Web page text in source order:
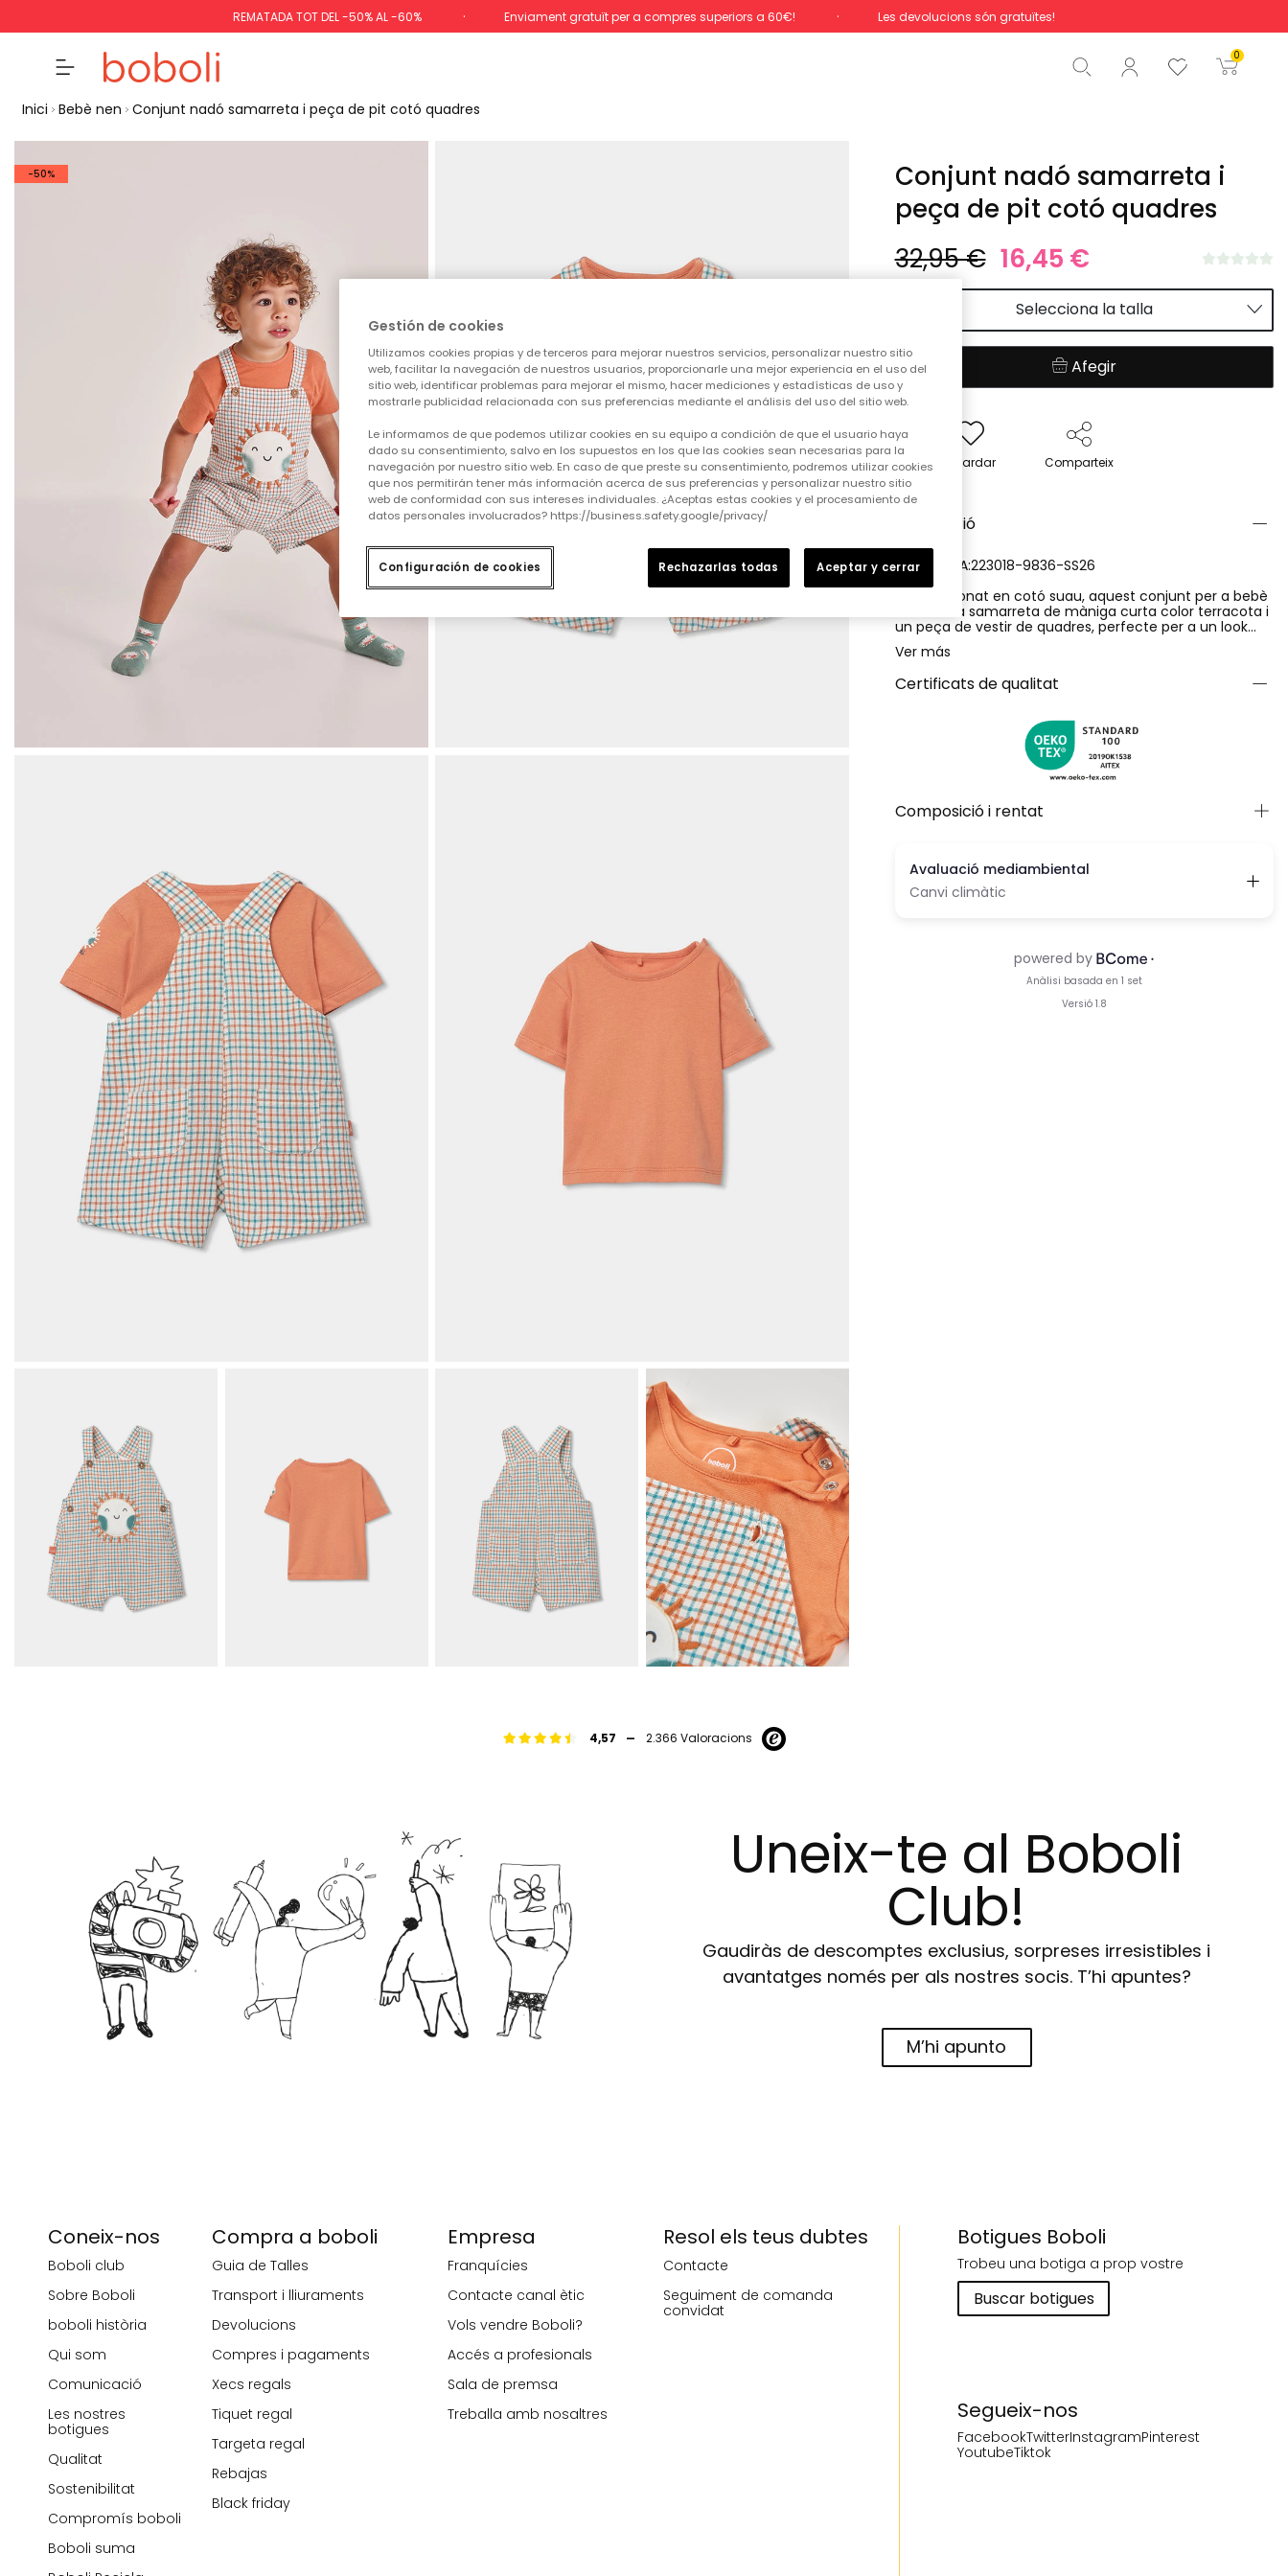
REMATADA TOT DEL -50% AL -60% Enviament gratuït per a compres superiors a 60€! Les devolucions són gratuïtes!
0
Total 0,00 €
Començar la comanda
Inici Bebè nen Conjunt nadó samarreta i peça de pit cotó quadres
-50%
Conjunt nadó samarreta i
peça de pit cotó quadres
32,95 € 16,45 €
Selecciona la talla
Afegir
Guardar Comparteix
Descripció
REFERÈNCIA:223018-9836-SS26
Confeccionat en cotó suau, aquest conjunt per a bebè
inclou una samarreta de màniga curta color terracota i
un peça de vestir de quadres, perfecte per a un look
casual i alegre. Un divertit sol somrient adorna la part
davantera del peça de vestir, afegint un toc d'encant.
Les talles van des d'1 mes fins a 24 mesos, adaptant-se
al creixement del bebè. Versàtil i còmode, ideal per a
Ver más
Certificats de qualitat
Composició i rentat
4,57 - 2.366 Valoracions
Uneix-te al Boboli
Club!
Gaudiràs de descomptes exclusius, sorpreses irresistibles i
avantatges només per als nostres socis. T’hi apuntes?
M’hi apunto
Segueix-nos
FacebookTwitterInstagramPinterest
YoutubeTiktok
Coneix-nos
Boboli club
Sobre Boboli
boboli història
Qui som
Comunicació
Les nostres
botigues
Qualitat
Sostenibilitat
Compromís boboli
Boboli suma
Compra a boboli
Guia de Talles
Transport i lliuraments
Devolucions
Compres i pagaments
Xecs regals
Tiquet regal
Targeta regal
Rebajas
Black friday
Empresa
Franquícies
Contacte canal ètic
Vols vendre Boboli?
Accés a profesionals
Sala de premsa
Treballa amb nosaltres
Resol els teus dubtes
Contacte
Seguiment de comanda
convidat
Botigues Boboli
Trobeu una botiga a prop vostre
Buscar botigues
Gestión de cookies
Utilizamos cookies propias y de terceros para mejorar nuestros servicios, personalizar nuestro sitio
web, facilitar la navegación de nuestros usuarios, proporcionarle una mejor experiencia en el uso del
sitio web, identificar problemas para mejorar el mismo, hacer mediciones y estadísticas de uso y
mostrarle publicidad relacionada con sus preferencias mediante el análisis del uso del sitio web.
Le informamos de que podemos utilizar cookies en su equipo a condición de que el usuario haya
dado su consentimiento, salvo en los supuestos en los que las cookies sean necesarias para la
navegación por nuestro sitio web. En caso de que preste su consentimiento, podremos utilizar cookies
que nos permitirán tener más información acerca de sus preferencias y personalizar nuestro sitio
web de conformidad con sus intereses individuales. ¿Aceptas estas cookies y el procesamiento de
datos personales involucrados? https://business.safety.google/privacy/
Configuración de cookies Rechazarlas todas Aceptar y cerrar